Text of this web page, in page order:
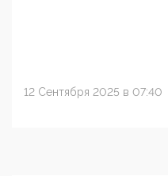
12 Сентября 2025 в 07:40